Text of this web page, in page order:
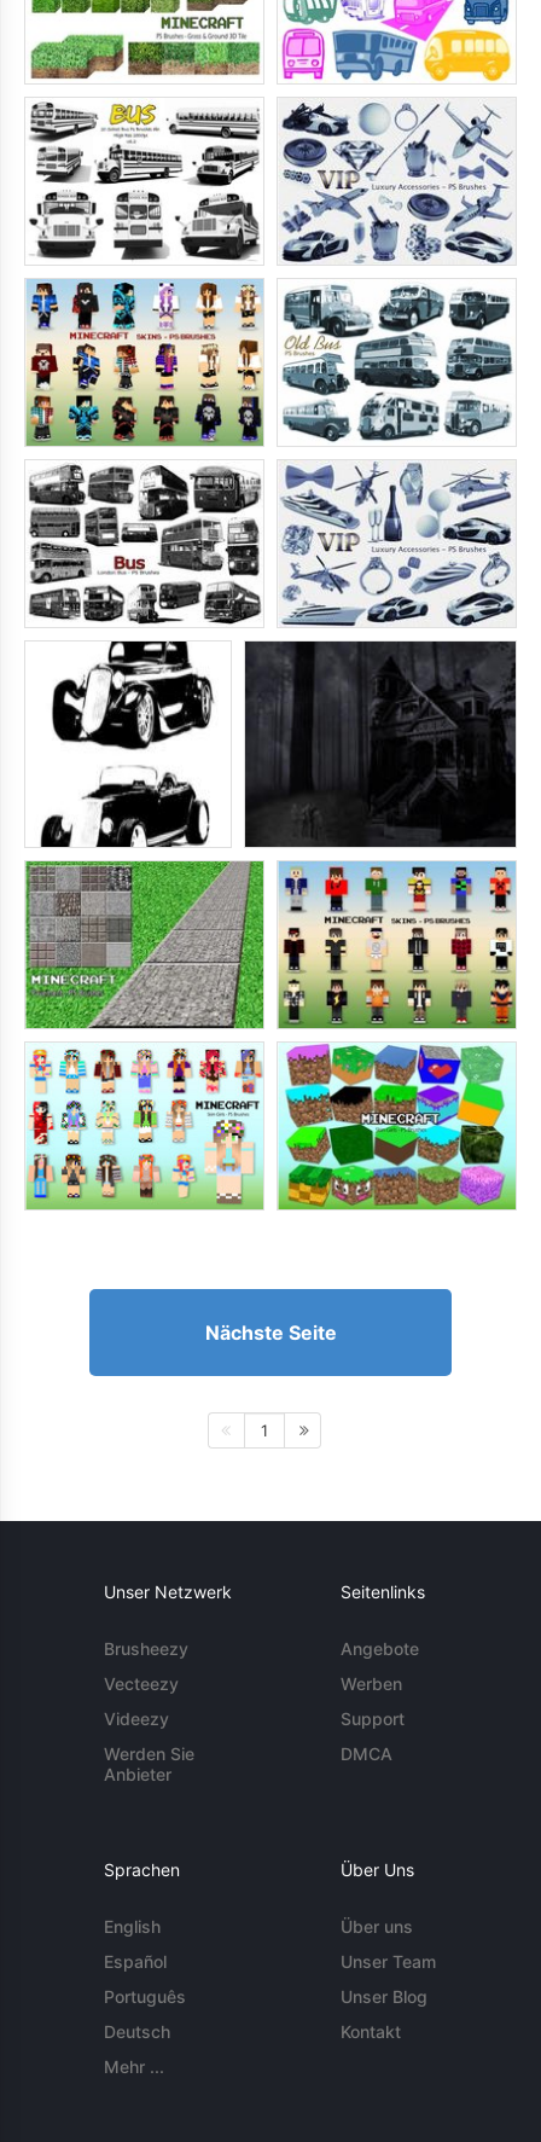
Nächste Seite
1
Unser Netzwerk
Brusheezy
Vecteezy
Videezy
Werden Sie
Anbieter
Seitenlinks
Angebote
Werben
Support
DMCA
Sprachen
English
Español
Português
Deutsch
Mehr ...
Über Uns
Über uns
Unser Team
Unser Blog
Kontakt